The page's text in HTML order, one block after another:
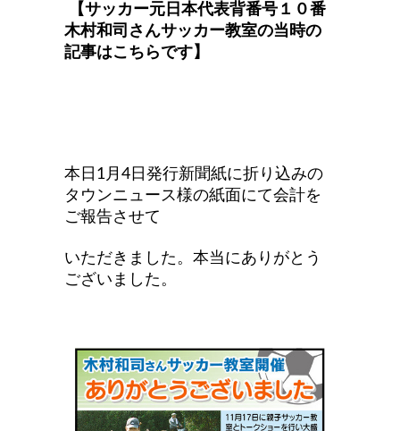
【サッカー元日本代表背番号１０番
木村和司さんサッカー教室の当時の
記事はこちらです】
本日1月4日発行新聞紙に折り込みの
タウンニュース様の紙面にて会計を
ご報告させて
いただきました。本当にありがとう
ございました。